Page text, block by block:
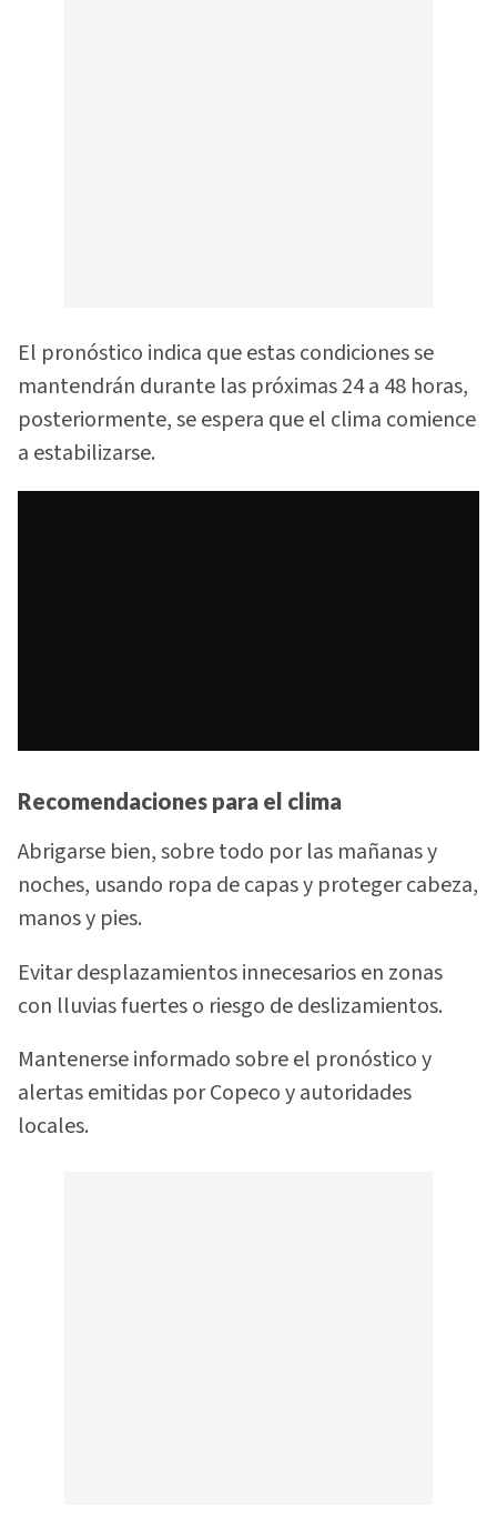
El pronóstico indica que estas condiciones se
mantendrán durante las próximas 24 a 48 horas,
posteriormente, se espera que el clima comience
a estabilizarse.
Recomendaciones para el clima
Abrigarse bien, sobre todo por las mañanas y
noches, usando ropa de capas y proteger cabeza,
manos y pies.
Evitar desplazamientos innecesarios en zonas
con lluvias fuertes o riesgo de deslizamientos.
Mantenerse informado sobre el pronóstico y
alertas emitidas por Copeco y autoridades
locales.